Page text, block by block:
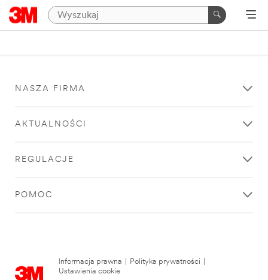
NASZA FIRMA
AKTUALNOŚCI
REGULACJE
POMOC
Informacja prawna Polityka prywatności
Ustawienia cookie